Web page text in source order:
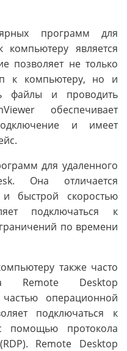
программ для
компьютеру является
позволяет не только
к компьютеру, но и
файлы и проводить
обеспечивает
и имеет
для удаленного
Она отличается
и быстрой скоростью
подключаться к
по времени
также часто
Remote Desktop
операционной
подключаться к
помощью протокола
Remote Desktop